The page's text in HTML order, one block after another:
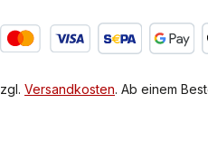
Versandkosten. Ab einem